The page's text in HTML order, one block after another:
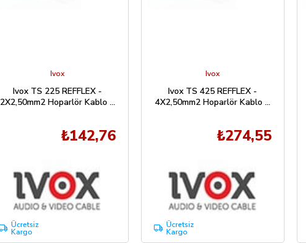
Ivox
Ivox TS 225 REFFLEX -
2X2,50mm2 Hoparlör Kablo 1
₺142,76
Ücretsiz
Kargo
Ivox
Ivox TS 425 REFFLEX -
4X2,50mm2 Hoparlör Kablo 1
₺274,55
Ücretsiz
Kargo